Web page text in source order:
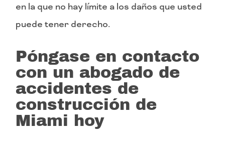
en la que no hay límite a los daños que usted
puede tener derecho.
Póngase en contacto
con un abogado de
accidentes de
construcción de
Miami hoy